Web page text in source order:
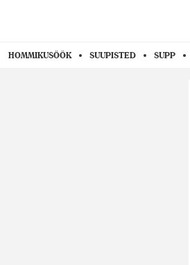
HOMMIKUSÖÖK SUUPISTED SUPP